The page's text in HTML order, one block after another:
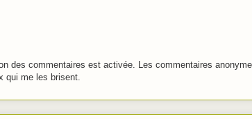
des commentaires est activée. Les commentaires
qui me les brisent.